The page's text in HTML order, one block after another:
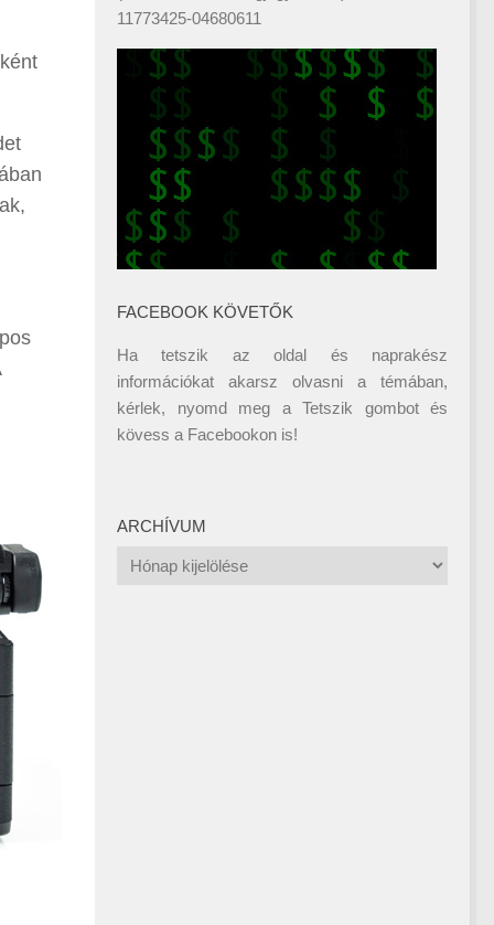
11773425-04680611
FACEBOOK KÖVETŐK
Ha tetszik az oldal és naprakész
információkat akarsz olvasni a témában,
kérlek, nyomd meg a Tetszik gombot és
kövess a Facebookon is!
ARCHÍVUM
Archívum